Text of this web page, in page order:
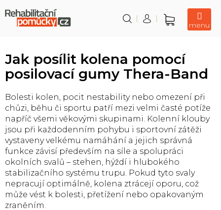
na
obsah
Nákupní
Jak posílit kolena pomocí
posilovací gumy Thera-Band
Bolesti kolen, pocit nestability nebo omezení při
chůzi, běhu či sportu patří mezi velmi časté potíže
napříč všemi věkovými skupinami. Kolenní klouby
jsou při každodenním pohybu i sportovní zátěži
vystaveny velkému namáhání a jejich správná
funkce závisí především na síle a spolupráci
okolních svalů – stehen, hýždí i hlubokého
stabilizačního systému trupu. Pokud tyto svaly
nepracují optimálně, kolena ztrácejí oporu, což
může vést k bolesti, přetížení nebo opakovaným
zraněním.